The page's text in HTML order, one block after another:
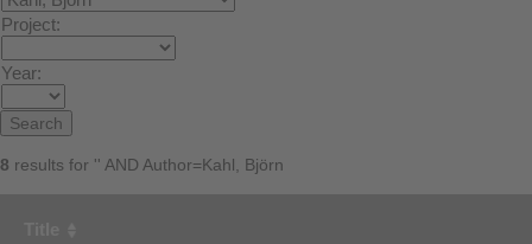
Project:
Year:
8 results for '' AND Author=Kahl, Björn